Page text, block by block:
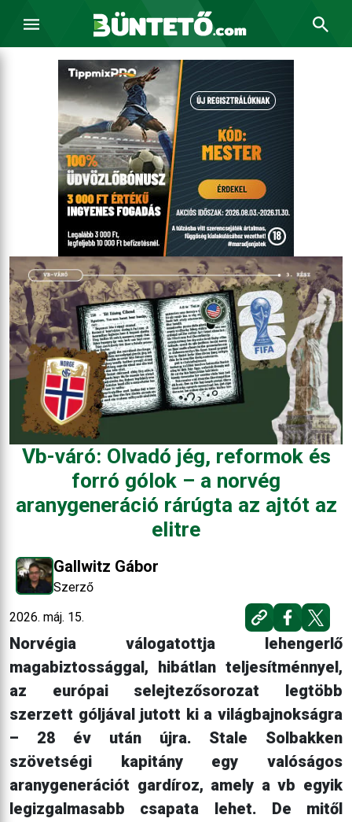
Vb-váró: Olvadó jég, reformok és
forró gólok – a norvég
aranygeneráció rárúgta az ajtót az
elitre
Gallwitz Gábor
Szerző
2026. máj. 15.
Norvégia válogatottja lehengerlő
magabiztossággal, hibátlan teljesítménnyel,
az európai selejtezősorozat legtöbb
szerzett góljával jutott ki a világbajnokságra
– 28 év után újra. Stale Solbakken
szövetségi kapitány egy valóságos
aranygenerációt gardíroz, amely a vb egyik
legizgalmasabb csapata lehet. De mitől